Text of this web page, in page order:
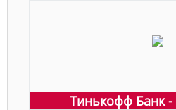
Тинькофф Банк -